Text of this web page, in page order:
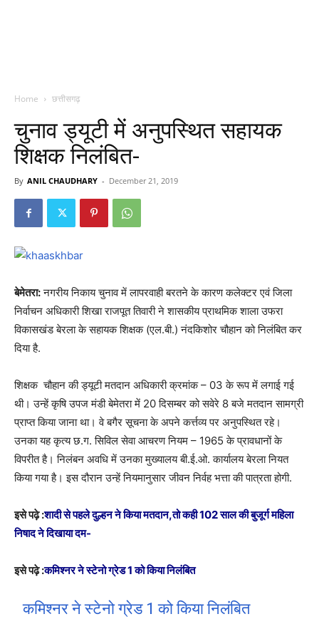
Home छत्तीसगढ़
चुनाव ड्यूटी में अनुपस्थित सहायक
शिक्षक निलंबित-
By ANIL CHAUDHARY - December 21, 2019
बेमेतरा:नगरीय निकाय चुनाव में लापरवाही बरतने के कारण कलेक्टर एवं जिला
निर्वाचन अधिकारी शिखा राजपूत तिवारी ने शासकीय प्राथमिक शाला उफरा
विकासखंड बेरला के सहायक शिक्षक (एल.बी.) नंदकिशोर चौहान को निलंबित कर
दिया है.
शिक्षक चौहान की ड्यूटी मतदान अधिकारी क्रमांक – 03 के रूप में लगाई गई
थी। उन्हें कृषि उपज मंडी बेमेतरा में 20 दिसम्बर को सवेरे 8 बजे मतदान सामग्री
प्राप्त किया जाना था। वे बगैर सूचना के अपने कर्त्तव्य पर अनुपस्थित रहे।
उनका यह कृत्य छ.ग. सिविल सेवा आचरण नियम – 1965 के प्रावधानों के
विपरीत है। निलंबन अवधि में उनका मुख्यालय बी.ई.ओ. कार्यालय बेरला नियत
किया गया है। इस दौरान उन्हें नियमानुसार जीवन निर्वह भत्ता की पात्रता होगी.
इसे पढ़े :शादी से पहले दुल्हन ने किया मतदान,तो कही 102 साल की बुजूर्ग महिला
निषाद ने दिखाया दम-
इसे पढ़े :कमिश्नर ने स्टेनो ग्रेड 1 को किया निलंबित
कमिश्नर ने स्टेनो ग्रेड 1 को किया निलंबित